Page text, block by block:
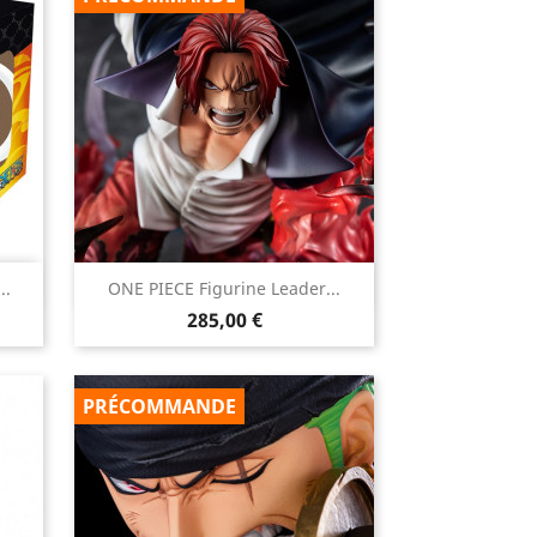
ONE PIECE Figurine Leader...
Prix
285,00 €
Aperçu rapide
PRÉCOMMANDE